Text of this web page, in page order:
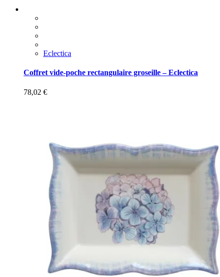
Eclectica
Coffret vide-poche rectangulaire groseille – Eclectica
78,02 €